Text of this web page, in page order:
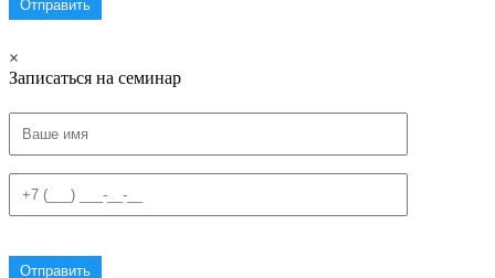
×
Записаться на семинар